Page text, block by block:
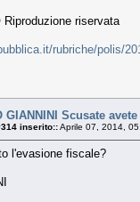
riservata
rubriche/polis/
GIANNINI Scusate
inserito::Aprile 07, 2014,
l'evasione fiscale?